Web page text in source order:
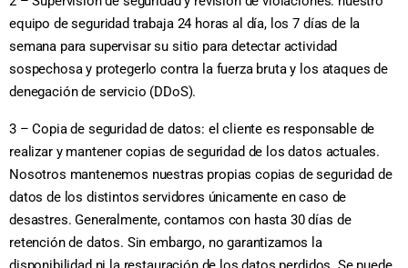
equipo de seguridad trabaja 24 horas al día, los 7 días de la
semana para supervisar su sitio para detectar actividad
sospechosa y protegerlo contra la fuerza bruta y los ataques de
denegación de servicio (DDoS).
3 – Copia de seguridad de datos: el cliente es responsable de
realizar y mantener copias de seguridad de los datos actuales.
Nosotros mantenemos nuestras propias copias de seguridad de
datos de los distintos servidores únicamente en caso de
desastres. Generalmente, contamos con hasta 30 días de
retención de datos. Sin embargo, no garantizamos la